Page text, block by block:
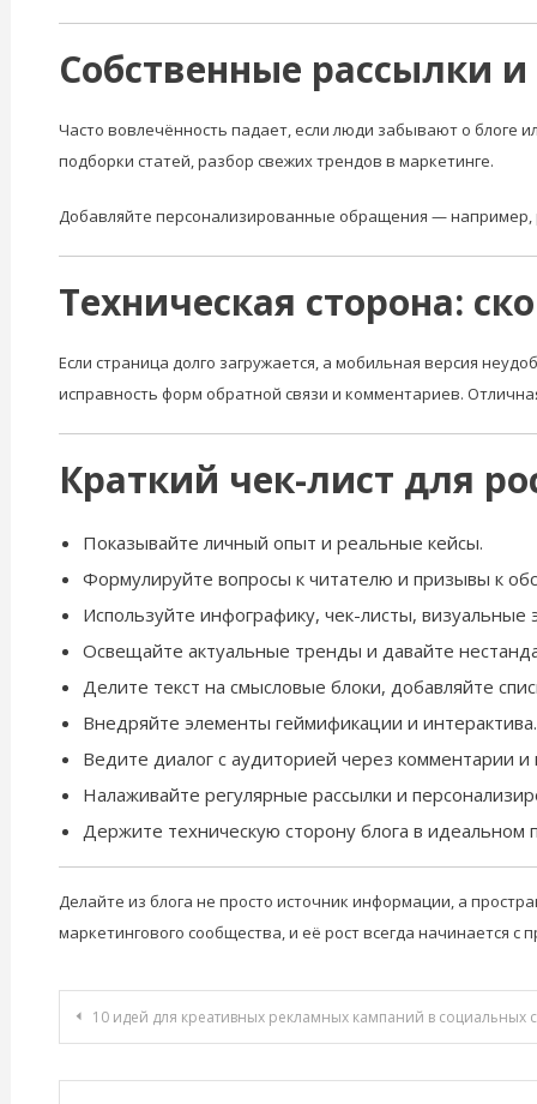
Собственные рассылки
Часто вовлечённость падает, если люди забывают о блоге
подборки статей, разбор свежих трендов в маркетинге.
Добавляйте персонализированные обращения —
Техническая сторона:
Если страница долго загружается, а мобильная версия
исправность форм обратной связи и комментариев.
Краткий чек-лист для
Показывайте личный опыт и реальные кейсы.
Формулируйте вопросы к читателю и призывы к
Используйте инфографику, чек-листы, визуальные
Освещайте актуальные тренды и давайте
Делите текст на смысловые блоки, добавляйте
Внедряйте элементы геймификации и интерактива.
Ведите диалог с аудиторией через комментарии и
Налаживайте регулярные рассылки и
Держите техническую сторону блога в идеальном
Делайте из блога не просто источник информации, а
маркетингового сообщества, и её рост всегда начинается
Навигация
по
10 идей для креативных рекламных кампаний в социальных